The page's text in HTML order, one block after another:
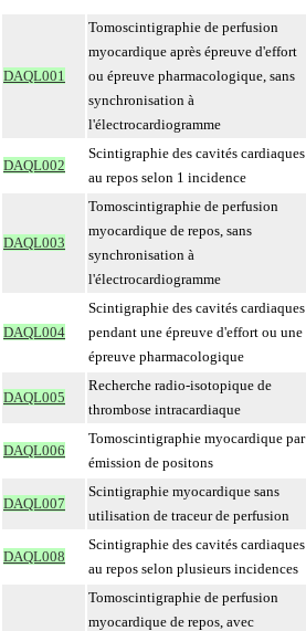
DAQL001
Tomoscintigraphie de perfusion
myocardique après épreuve d'effort
ou épreuve pharmacologique, sans
synchronisation à
l'électrocardiogramme
DAQL002
Scintigraphie des cavités cardiaques
au repos selon 1 incidence
DAQL003
Tomoscintigraphie de perfusion
myocardique de repos, sans
synchronisation à
l'électrocardiogramme
DAQL004
Scintigraphie des cavités cardiaques
pendant une épreuve d'effort ou une
épreuve pharmacologique
DAQL005
Recherche radio-isotopique de
thrombose intracardiaque
DAQL006
Tomoscintigraphie myocardique par
émission de positons
DAQL007
Scintigraphie myocardique sans
utilisation de traceur de perfusion
DAQL008
Scintigraphie des cavités cardiaques
au repos selon plusieurs incidences
Tomoscintigraphie de perfusion
myocardique de repos, avec